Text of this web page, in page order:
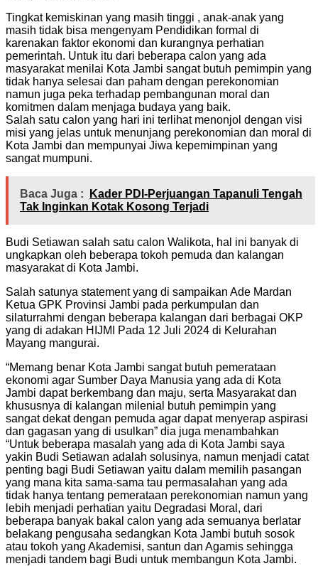
Tingkat kemiskinan yang masih tinggi , anak-anak yang
masih tidak bisa mengenyam Pendidikan formal di
karenakan faktor ekonomi dan kurangnya perhatian
pemerintah. Untuk itu dari beberapa calon yang ada
masyarakat menilai Kota Jambi sangat butuh pemimpin yang
tidak hanya selesai dan paham dengan perekonomian
namun juga peka terhadap pembangunan moral dan
komitmen dalam menjaga budaya yang baik.
Salah satu calon yang hari ini terlihat menonjol dengan visi
misi yang jelas untuk menunjang perekonomian dan moral di
Kota Jambi dan mempunyai Jiwa kepemimpinan yang
sangat mumpuni.
Baca Juga :
Kader PDI-Perjuangan Tapanuli Tengah
Tak Inginkan Kotak Kosong Terjadi
Budi Setiawan salah satu calon Walikota, hal ini banyak di
ungkapkan oleh beberapa tokoh pemuda dan kalangan
masyarakat di Kota Jambi.
Salah satunya statement yang di sampaikan Ade Mardan
Ketua GPK Provinsi Jambi pada perkumpulan dan
silaturrahmi dengan beberapa kalangan dari berbagai OKP
yang di adakan HIJMI Pada 12 Juli 2024 di Kelurahan
Mayang mangurai.
“Memang benar Kota Jambi sangat butuh pemerataan
ekonomi agar Sumber Daya Manusia yang ada di Kota
Jambi dapat berkembang dan maju, serta Masyarakat dan
khususnya di kalangan milenial butuh pemimpin yang
sangat dekat dengan pemuda agar dapat menyerap aspirasi
dan gagasan yang di usulkan” dia juga menambahkan
“Untuk beberapa masalah yang ada di Kota Jambi saya
yakin Budi Setiawan adalah solusinya, namun menjadi catat
penting bagi Budi Setiawan yaitu dalam memilih pasangan
yang mana kita sama-sama tau permasalahan yang ada
tidak hanya tentang pemerataan perekonomian namun yang
lebih menjadi perhatian yaitu Degradasi Moral, dari
beberapa banyak bakal calon yang ada semuanya berlatar
belakang pengusaha sedangkan Kota Jambi butuh sosok
atau tokoh yang Akademisi, santun dan Agamis sehingga
menjadi tandem bagi Budi untuk membangun Kota Jambi.